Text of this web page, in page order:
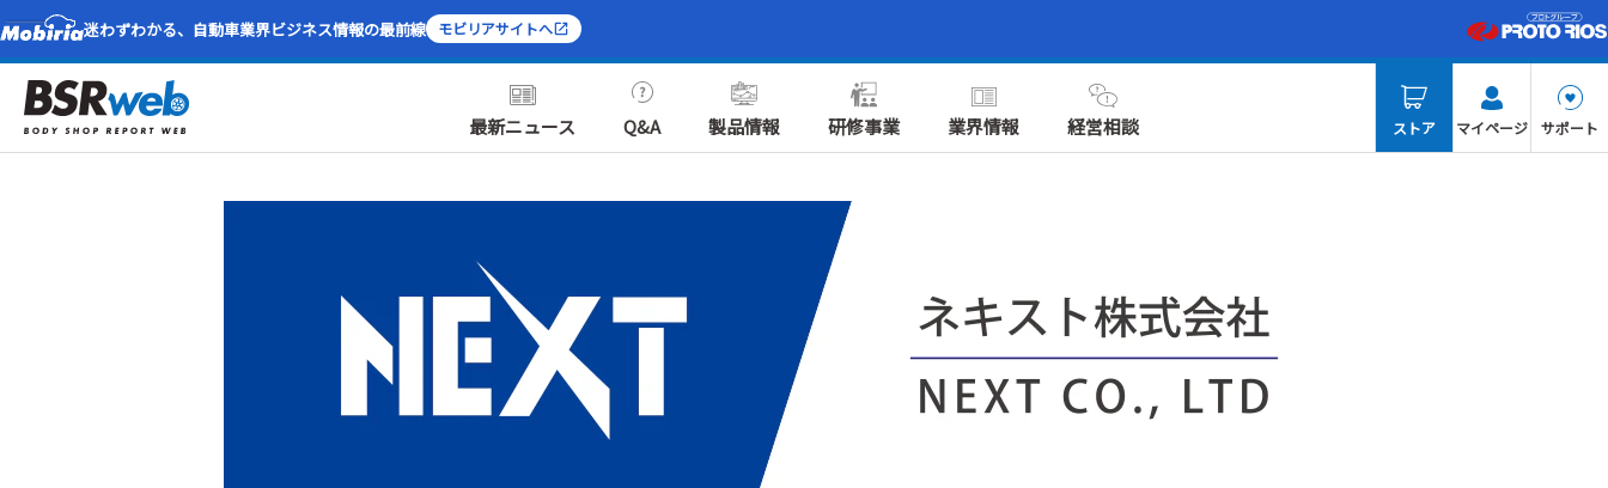
迷わずわかる、自動車業界ビジネス情報の最前線 モビリアサイトへ
最新ニュース Q&A 製品情報 研修事業 業界情報 経営相談 ストア マイページ サポート